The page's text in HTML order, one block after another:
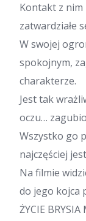
Kontakt z
zatwardziałe
W swojej
spokojnym,
charakterze.
Jest tak
oczu…
Wszystko go
najczęściej
Na filmie
do jego kojca
ŻYCIE